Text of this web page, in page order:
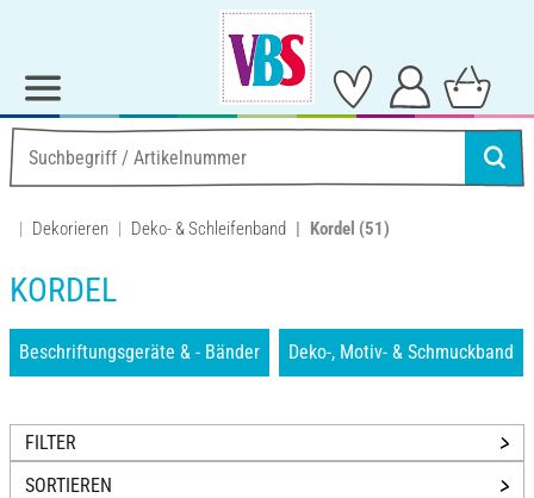
Dekorieren Deko- & Schleifenband Kordel (51)
KORDEL
Beschriftungsgeräte & - Bänder Deko-, Motiv- & Schmuckband
FILTER
SORTIEREN